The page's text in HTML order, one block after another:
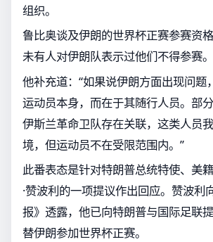
组织。
鲁比奥谈及伊朗的世界杯正赛参赛资
未有人对伊朗队表示过他们不得参赛
他补充道：“如果说伊朗方面出现问题
运动员本身，而在于其随行人员。部
伊斯兰革命卫队存在关联，这类人员
境，但运动员不在受限范围内。”
此番表态是针对特朗普总统特使、美
·赞波利的一项提议作出回应。赞波利
报》透露，他已向特朗普与国际足联
替伊朗参加世界杯正赛。